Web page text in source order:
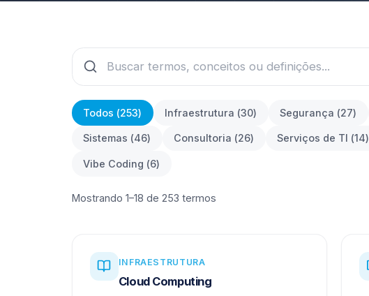
Todos (253) Infraestrutura (30) Segurança (27)
Sistemas (46) Consultoria (26) Serviços de TI (14)
Vibe Coding (6)
Mostrando 1–18 de 253 termos
INFRAESTRUTURA
Cloud Computing